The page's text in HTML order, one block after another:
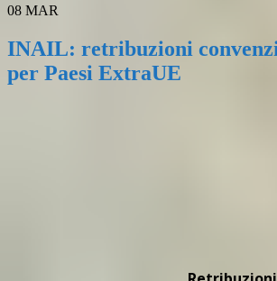
08 MAR
INAIL: retribuzioni
per Paesi ExtraUE